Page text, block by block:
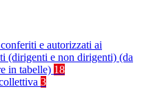
e autorizzati ai
(dirigenti e non dirigenti) (da
in tabelle) 18
3